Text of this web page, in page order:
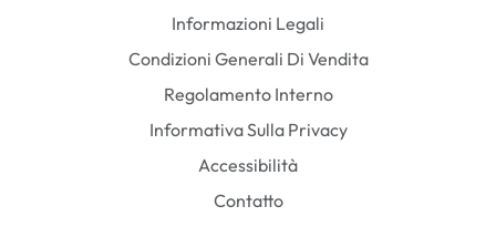
Informazioni Legali
Condizioni Generali Di Vendita
Regolamento Interno
Informativa Sulla Privacy
Accessibilità
Contatto